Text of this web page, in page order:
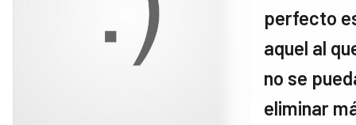
perfecto
aquel al
no se
eliminar